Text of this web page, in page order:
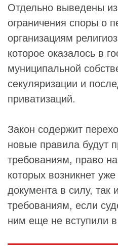
Отдельно выведены из
ограничения споры о
организациям
которое оказалось в
муниципальной
секуляризации и
приватизаций.
Закон содержит
новые правила будут
требованиям, право
которых возникнет
документа в силу, так
требованиям, если
ним еще не вступили